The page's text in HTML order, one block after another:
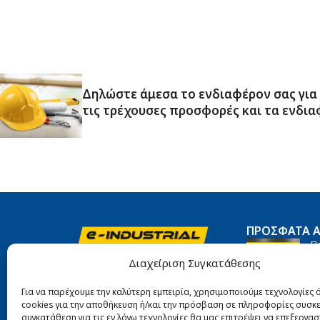
Διαχείριση Συγκατάθεσης
Για να παρέχουμε την καλύτερη εμπειρία, χρησιμοποιούμε τεχνολογίες
cookies για την αποθήκευση ή/και την πρόσβαση σε πληροφορίες
συγκατάθεση για τις εν λόγω τεχνολογίες θα μας επιτρέψει να
Δηλώστε άμεσα το ενδιαφέρον σας
τις τρέχουσες προσφορές και τα
Αιγάλεω 10, Πειραιάς, 185 45
info@e-industrial.gr
ΠΡΌΣΦΑΤΑ